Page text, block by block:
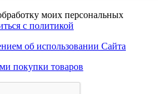
моих персональных
с политикой
об использовании Сайта
покупки товаров